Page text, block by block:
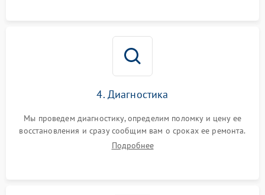
4. Диагностика
Мы проведем диагностику, определим поломку и цену ее
восстановления и сразу сообщим вам о сроках ее ремонта.
Подробнее